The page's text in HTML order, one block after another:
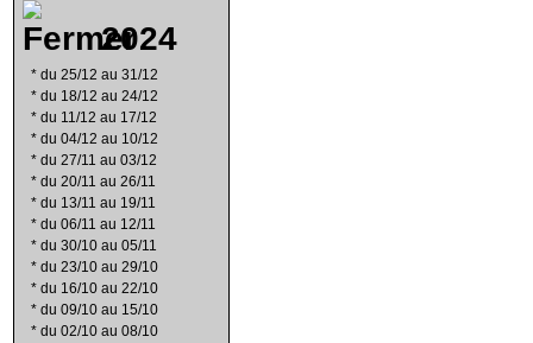
2024
* du 25/12 au 31/12
* du 18/12 au 24/12
* du 11/12 au 17/12
* du 04/12 au 10/12
* du 27/11 au 03/12
* du 20/11 au 26/11
* du 13/11 au 19/11
* du 06/11 au 12/11
* du 30/10 au 05/11
* du 23/10 au 29/10
* du 16/10 au 22/10
* du 09/10 au 15/10
* du 02/10 au 08/10